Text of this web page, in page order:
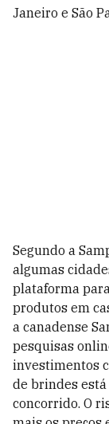
Janeiro e São
Segundo a
algumas
plataforma
produtos em
a canadense
pesquisas
investimentos
de brindes
concorrido. O